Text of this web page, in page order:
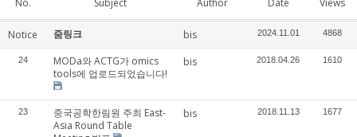
No. Subject Author Date Views
Notice 줌링크 bis 2024.11.01 4868
24
MODa와 ACTG가 omics
tools에 업로드되었습니다!
bis 2018.04.26 1610
23
중국공학한림원 주최 East-
Asia Round Table
bis 2018.11.13 1677